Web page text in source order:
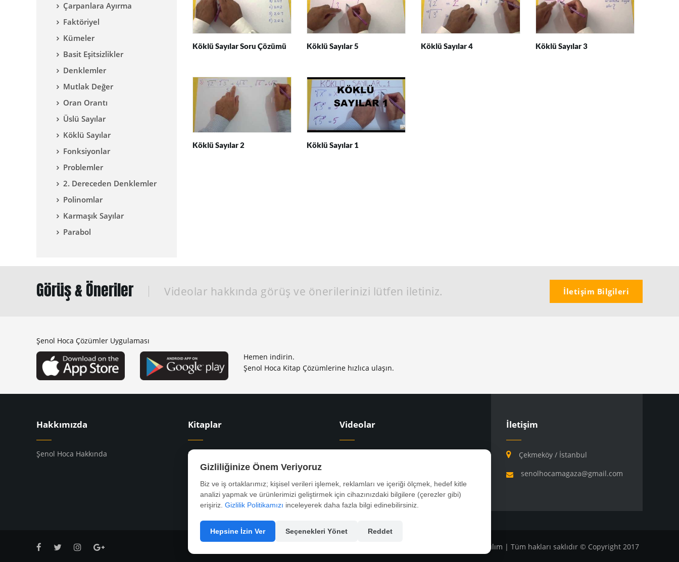
Çarpanlara Ayırma
Faktöriyel
Kümeler
Basit Eşitsizlikler
Denklemler
Mutlak Değer
Oran Orantı
Üslü Sayılar
Köklü Sayılar
Fonksiyonlar
Problemler
2. Dereceden Denklemler
Polinomlar
Karmaşık Sayılar
Parabol
Köklü Sayılar Soru Çözümü Köklü Sayılar 5 Köklü Sayılar 4 Köklü Sayılar 3
Köklü Sayılar 2 Köklü Sayılar 1
Görüş & Öneriler Videolar hakkında görüş ve önerilerinizi lütfen iletiniz. İletişim Bilgileri
Şenol Hoca Çözümler Uygulaması
Hemen indirin.
Şenol Hoca Kitap Çözümlerine hızlıca ulaşın.
Hakkımızda
Şenol Hoca Hakkında
Kitaplar
8. Sınıf Kitapları
9. Sınıf Kitapları
10. Sınıf Kitapları
YKS Kitapları
Videolar
YKS Ders Videoları
KPSS Ders Videoları
İletişim
Çekmeköy / İstanbul
senolhocamagaza@gmail.com
4M Yazılım | Tüm hakları saklıdır © Copyright 2017
Gizliliğinize Önem Veriyoruz
Biz ve iş ortaklarımız; kişisel verileri işlemek, reklamları ve içeriği ölçmek, hedef kitle
analizi yapmak ve ürünlerimizi geliştirmek için cihazınızdaki bilgilere (çerezler gibi)
erişiriz. Gizlilik Politikamızı inceleyerek daha fazla bilgi edinebilirsiniz.
Hepsine İzin Ver Seçenekleri Yönet Reddet